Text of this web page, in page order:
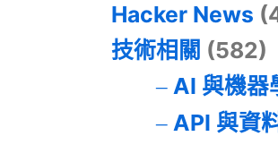
Hacker News
技術相關 (582)
AI 與機器
API 與資